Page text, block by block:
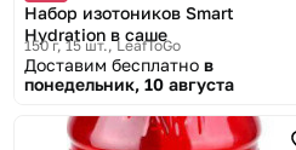
Набор изотоников Smart
Hydration в саше
150 г, 15 шт. LeafToGo
Доставим бесплатно в
понедельник, 10 августа